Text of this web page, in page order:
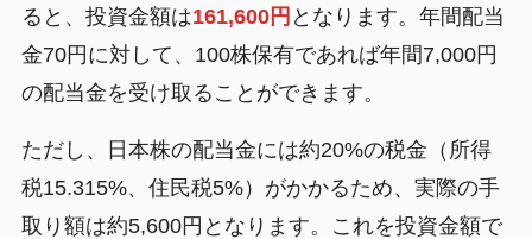
ると、投資金額は161,600円 となります。年間配当
金70円に対して、100株保有であれば年間7,000円
の配当金を受け取ることができます。
ただし、日本株の配当金には約20%の税金（所得
税15.315%、住民税5%）がかかるため、実際の手
取り額は約5,600円となります。これを投資金額で